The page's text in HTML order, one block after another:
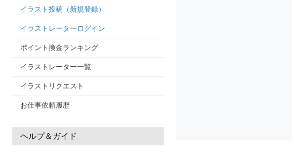
イラスト投稿（新規登録）
イラストレーターログイン
ポイント換金ランキング
イラストレーター一覧
イラストリクエスト
お仕事依頼履歴
ヘルプ＆ガイド